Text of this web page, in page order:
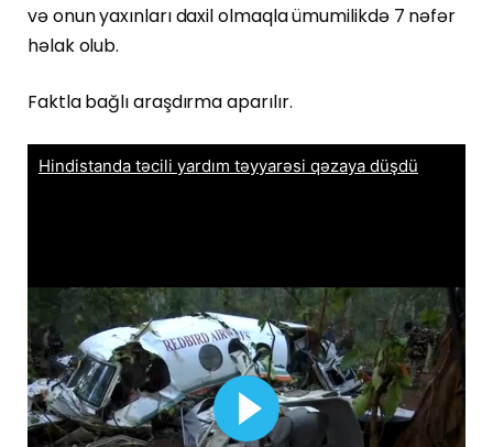
və onun yaxınları daxil olmaqla ümumilikdə 7 nəfər
həlak olub.
Faktla bağlı araşdırma aparılır.